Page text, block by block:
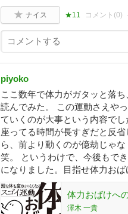
ナイス ★11 コメント(0)
piyoko
ここ数年で体力がガタッと落
読んでみた。 この運動さえや
ていくのが大事という内容で
座ってる時間が長すぎだと反
ら、前より動くのが億劫じゃ
笑。 というわけで、今後もで
になりました。目指せ体力おば
体力おばけへ
澤木 一貴